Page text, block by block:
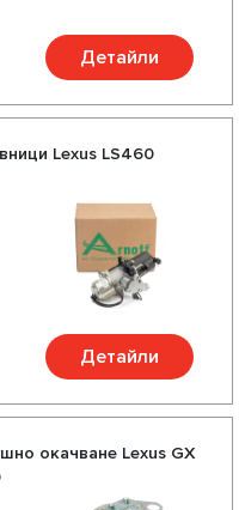
Детайли
Lexus LS460
Детайли
окачване Lexus GX